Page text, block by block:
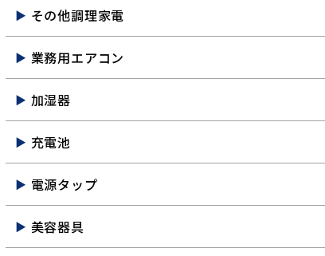
その他調理家電
業務用エアコン
加湿器
充電池
電源タップ
美容器具